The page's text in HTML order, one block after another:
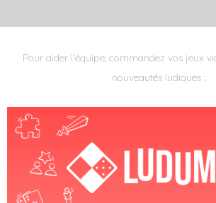
Pour aider l'équipe, commandez vos jeux
nouveautés ludiques :